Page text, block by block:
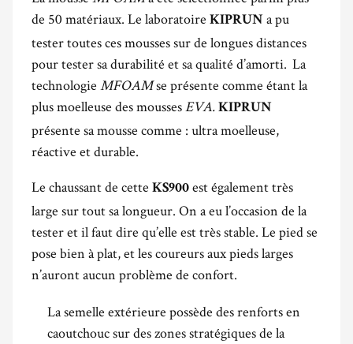
de 50 matériaux. Le laboratoire KIPRUN a pu
tester toutes ces mousses sur de longues distances
pour tester sa durabilité et sa qualité d’amorti. La
technologie MFOAMse présente comme étant la
plus moelleuse des moussesEVA. KIPRUN
présente sa mousse comme : ultra moelleuse,
réactive et durable.
Le chaussant de cette KS900 est également très
large sur tout sa longueur. On a eu l’occasion de la
tester et il faut dire qu’elle est très stable. Le pied se
pose bien à plat, et les coureurs aux pieds larges
n’auront aucun problème de confort.
La semelle extérieure possède des renforts en
caoutchouc sur des zones stratégiques de la